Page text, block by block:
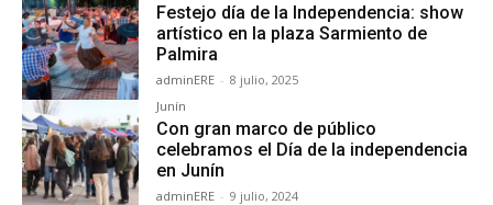
Festejo día de la Independencia: show
artístico en la plaza Sarmiento de
Palmira
adminERE - 8 julio, 2025
Junín
Con gran marco de público
celebramos el Día de la independencia
en Junín
adminERE - 9 julio, 2024